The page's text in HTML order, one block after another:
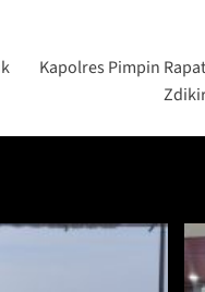
Kapolres Pimpin